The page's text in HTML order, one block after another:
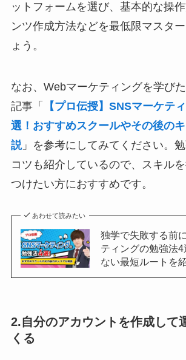
ットフォームを選び、基本的な操
ンツ作成方法などを最低限マスタ
ょう。
なお、Webマーケティングを学び
記事「
【プロ伝授】SNSマーケテ
選！おすすめスクールやその後の
説」を参考にしてみてください。
コツも紹介しているので、スキル
つけたい方におすすめです。
あわせて読みたい
独学で失敗する前
ティングの勉強法
ない最短ルートを
2.自分のアカウントを作成して
くる